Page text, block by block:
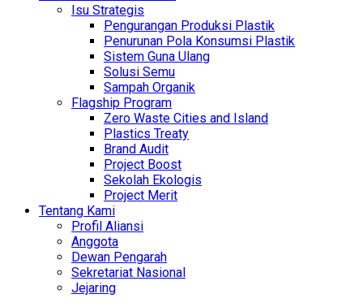
Isu Strategis
Pengurangan Produksi Plastik
Penurunan Pola Konsumsi Plastik
Sistem Guna Ulang
Solusi Semu
Sampah Organik
Flagship Program
Zero Waste Cities and Island
Plastics Treaty
Brand Audit
Project Boost
Sekolah Ekologis
Project Merit
Tentang Kami
Profil Aliansi
Anggota
Dewan Pengarah
Sekretariat Nasional
Jejaring